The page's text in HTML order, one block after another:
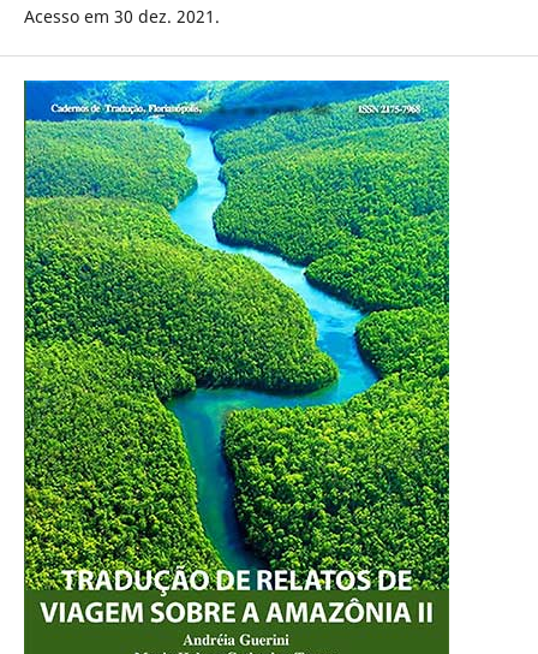
Acesso em 30 dez. 2021.